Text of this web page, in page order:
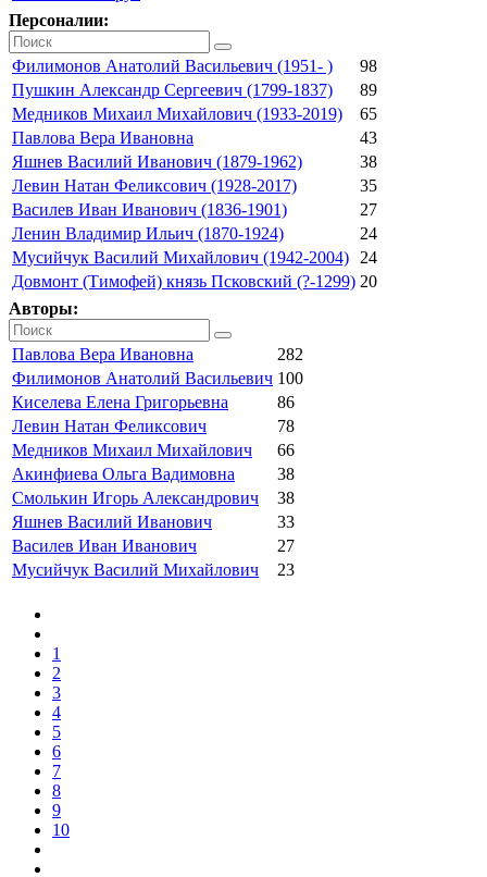
Персоналии:
Филимонов Анатолий Васильевич (1951- )
98
Пушкин Александр Сергеевич (1799-1837)
89
Медников Михаил Михайлович (1933-2019)
65
Павлова Вера Ивановна
43
Яшнев Василий Иванович (1879-1962)
38
Левин Натан Феликсович (1928-2017)
35
Василев Иван Иванович (1836-1901)
27
Ленин Владимир Ильич (1870-1924)
24
Мусийчук Василий Михайлович (1942-2004)
24
Довмонт (Тимофей) князь Псковский (?-1299) 20
Авторы:
Павлова Вера Ивановна
282
Филимонов Анатолий Васильевич 100
Киселева Елена Григорьевна
86
Левин Натан Феликсович
78
Медников Михаил Михайлович
66
Акинфиева Ольга Вадимовна
38
Смолькин Игорь Александрович
38
Яшнев Василий Иванович
33
Василев Иван Иванович
27
Мусийчук Василий Михайлович
23
1
2
3
4
5
6
7
8
9
10